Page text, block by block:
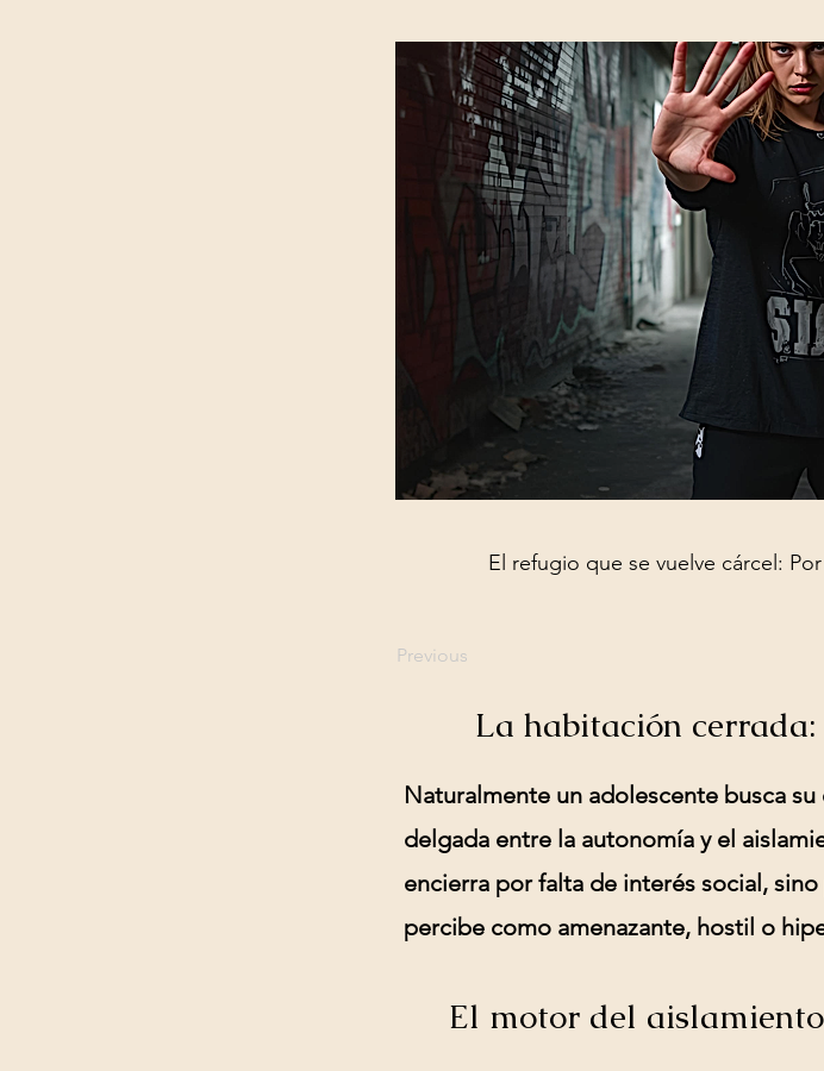
El refugio que se vuelve cárcel:
Previous
La habitación
Naturalmente un adolescente busca
delgada entre la autonomía y el
encierra por falta de interés social,
percibe como amenazante, hostil o
El motor del